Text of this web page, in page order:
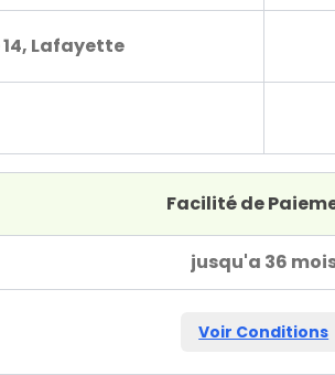
Lafayette
Facilité de
jusqu'a 36
Voir Conditions